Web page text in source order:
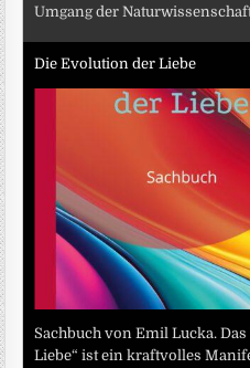
Umgang der
Die Evolution der Liebe
Sachbuch von Emil Lucka.
Liebe“ ist ein kraftvolles